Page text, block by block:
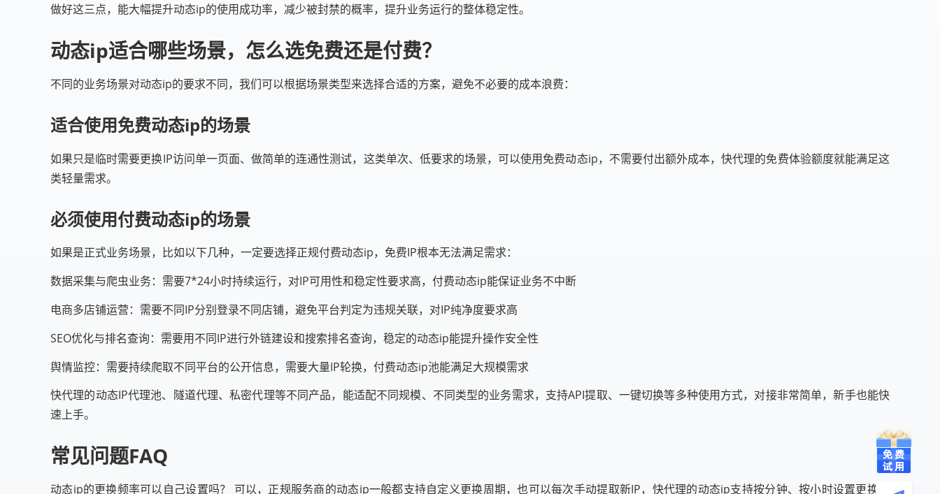
做好这三点，能大幅提升动态ip的使用成功率，减少被封禁的概率，提升业务运行的整体稳定性。
动态ip适合哪些场景，怎么选免费还是付费？
不同的业务场景对动态ip的要求不同，我们可以根据场景类型来选择合适的方案，避免不必要的成本浪费：
适合使用免费动态ip的场景
如果只是临时需要更换IP访问单一页面、做简单的连通性测试，这类单次、低要求的场景，可以使用免费动态ip，不需要付出额外成本，快代理的免费体验额度就能满足这
类轻量需求。
必须使用付费动态ip的场景
如果是正式业务场景，比如以下几种，一定要选择正规付费动态ip，免费IP根本无法满足需求：
数据采集与爬虫业务：需要7*24小时持续运行，对IP可用性和稳定性要求高，付费动态ip能保证业务不中断
电商多店铺运营：需要不同IP分别登录不同店铺，避免平台判定为违规关联，对IP纯净度要求高
SEO优化与排名查询：需要用不同IP进行外链建设和搜索排名查询，稳定的动态ip能提升操作安全性
舆情监控：需要持续爬取不同平台的公开信息，需要大量IP轮换，付费动态ip池能满足大规模需求
快代理的动态IP代理池、隧道代理、私密代理等不同产品，能适配不同规模、不同类型的业务需求，支持API提取、一键切换等多种使用方式，对接非常简单，新手也能快
速上手。
常见问题FAQ
动态ip的更换频率可以自己设置吗？ 可以，正规服务商的动态ip一般都支持自定义更换周期，也可以每次手动提取新IP，快代理的动态ip支持按分钟、按小时设置更换周